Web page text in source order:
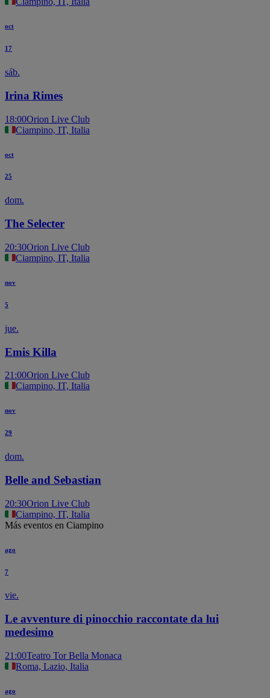
oct
17
sáb.
Irina Rimes
18:00Orion Live Club
Ciampino, IT, Italia
oct
25
dom.
The Selecter
20:30Orion Live Club
Ciampino, IT, Italia
nov
5
jue.
Emis Killa
21:00Orion Live Club
Ciampino, IT, Italia
nov
29
dom.
Belle and Sebastian
20:30Orion Live Club
Ciampino, IT, Italia
Más eventos en Ciampino
ago
7
vie.
Le avventure di pinocchio raccontate da lui
medesimo
21:00Teatro Tor Bella Monaca
Roma, Lazio, Italia
ago